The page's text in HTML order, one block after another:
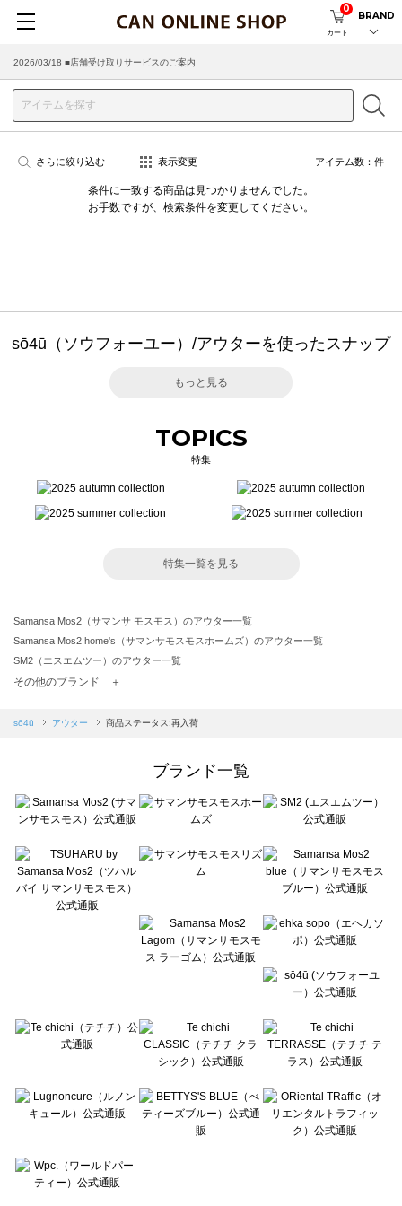
カート
0
BRAND
2026/03/18 ■店舗受け取りサービスのご案内
さらに絞り込む 表示変更 アイテム数： 件
条件に一致する商品は見つかりませんでした。
お手数ですが、検索条件を変更してください。
sō4ū（ソウフォーユー）/アウターを使ったスナップ
もっと見る
TOPICS
特集
特集一覧を見る
Samansa Mos2（サマンサ モスモス）のアウター一覧
Samansa Mos2 home's（サマンサモスモスホームズ）のアウター一覧
SM2（エスエムツー）のアウター一覧
TSUHARU by Samansa Mos2（ツハルバイサマンサモスモス）のアウター一覧
Samansa Mos2 blue（サマンサモスモス ブルー）のアウター一覧
sō4ū（ソウフォーユー）のアウター一覧
Te chichi（テチチ）のアウター一覧
Te chichi CLASSIC（テチチ クラシック）のアウター一覧
Lugnoncure（ルノンキュール）のアウター一覧
BETTY'S BLUE（べティーズブルー）のアウター一覧
Wpc.（ワールドパーティー）のアウター一覧
その他のブランド ＋
sō4ū アウター 商品ステータス:再入荷
ブランド一覧